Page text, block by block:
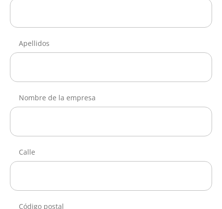
Apellidos
Nombre de la empresa
Calle
Código postal